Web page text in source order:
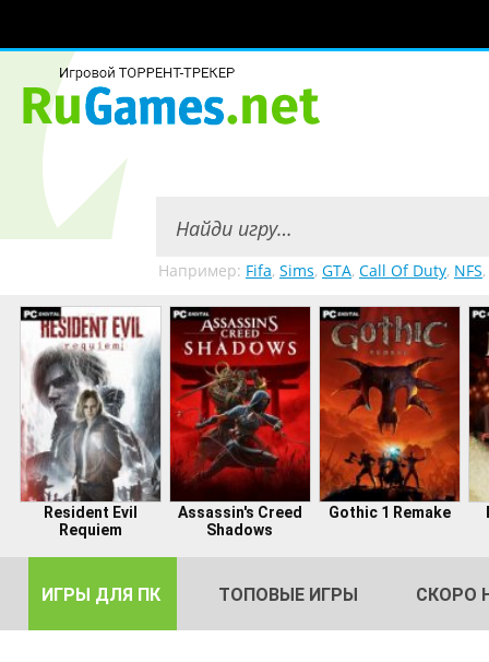
Например: Fifa, Sims, GTA, Call Of Duty, NFS,
Resident Evil
Requiem
Assassin's Creed
Shadows
Gothic 1 Remake
ИГРЫ ДЛЯ ПК ТОПОВЫЕ ИГРЫ СКОРО